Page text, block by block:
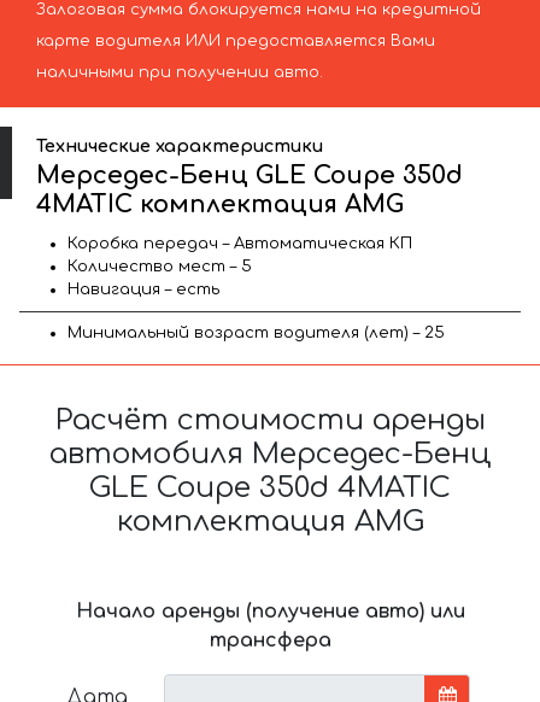
Залоговая сумма блокируется нами на кредитной
карте водителя ИЛИ предоставляется Вами
наличными при получении авто.
Технические характеристики
Мерседес-Бенц GLE Coupe 350d
4MATIC комплектация AMG
Коробка передач – Автоматическая КП
Количество мест – 5
Навигация – есть
Минимальный возраст водителя (лет) – 25
Расчёт стоимости аренды
автомобиля Мерседес-Бенц
GLE Coupe 350d 4MATIC
комплектация AMG
Начало аренды (получение авто) или
трансфера
Дата